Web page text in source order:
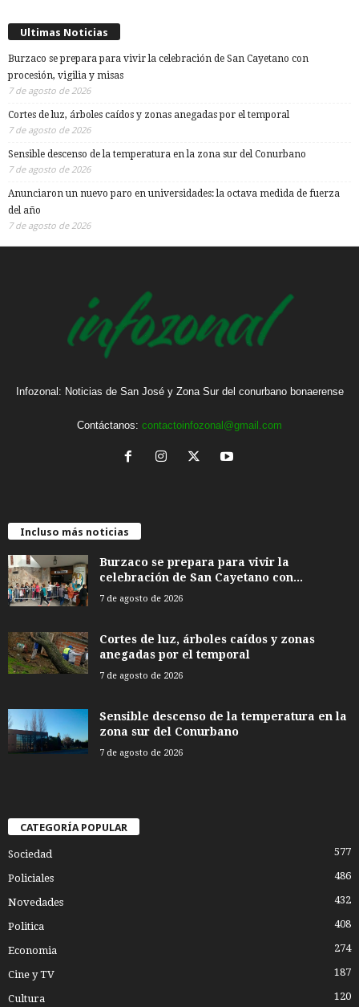
Ultimas Noticias
Burzaco se prepara para vivir la celebración de San Cayetano con
procesión, vigilia y misas
7 de agosto de 2026
Cortes de luz, árboles caídos y zonas anegadas por el temporal
7 de agosto de 2026
Sensible descenso de la temperatura en la zona sur del Conurbano
7 de agosto de 2026
Anunciaron un nuevo paro en universidades: la octava medida de fuerza
del año
7 de agosto de 2026
Infozonal: Noticias de San José y Zona Sur del conurbano bonaerense
Contáctanos: contactoinfozonal@gmail.com
Incluso más noticias
Burzaco se prepara para vivir la
celebración de San Cayetano con...
7 de agosto de 2026
Cortes de luz, árboles caídos y zonas
anegadas por el temporal
7 de agosto de 2026
Sensible descenso de la temperatura en la
zona sur del Conurbano
7 de agosto de 2026
CATEGORÍA POPULAR
Sociedad 577
Policiales 486
Novedades 432
Politica 408
Economia 274
Cine y TV 187
Cultura 120